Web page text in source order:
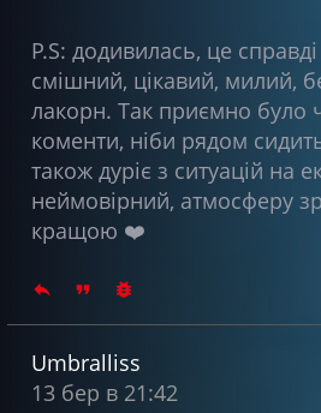
P.S: додивилась, це
смішний, цікавий, милий,
лакорн. Так приємно було
коменти, ніби рядом
також дуріє з ситуацій на
неймовірний, атмосферу
кращою ❤️
Umbralliss
13 бер в 21:42